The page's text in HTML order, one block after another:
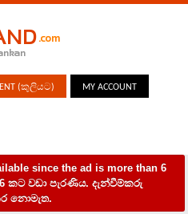
(කුලියට) MY ACCOUNT
since the ad is more than 6
කට වඩා පැරණිය. දැන්වීම්කරු
නොමැත.